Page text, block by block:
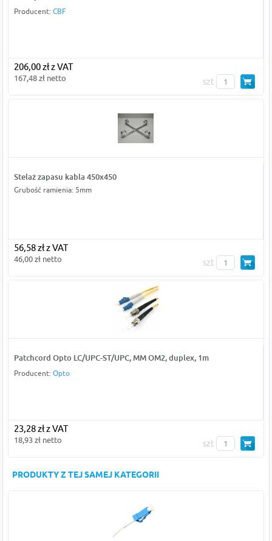
Producent: CBF
206,00 zł z VAT
167,48 zł netto szt
Stelaż zapasu kabla 450x450
Grubość ramienia: 5mm
56,58 zł z VAT
46,00 zł netto szt
Patchcord Opto LC/UPC-ST/UPC, MM OM2, duplex, 1m
Producent: Opto
23,28 zł z VAT
18,93 zł netto szt
PRODUKTY Z TEJ SAMEJ KATEGORII